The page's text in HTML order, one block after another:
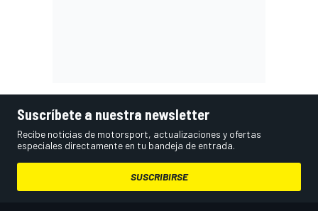
Suscríbete a nuestra newsletter
Recibe noticias de motorsport, actualizaciones y ofertas
especiales directamente en tu bandeja de entrada.
SUSCRIBIRSE